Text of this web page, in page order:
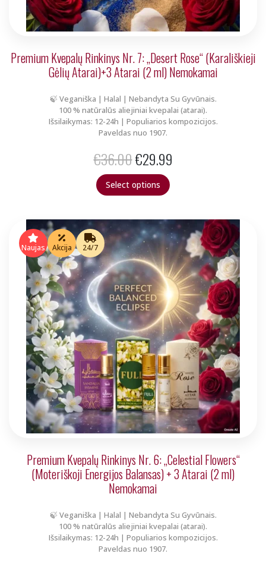
Premium Kvepalų Rinkinys Nr. 7: „Desert Rose“ (Karališkieji
Gėlių Atarai)+3 Atarai (2 ml) Nemokamai
🍃 Veganiška | Halal | Nebandyta Su Gyvūnais.
100 % natūralūs aliejiniai kvepalai (atarai).
Išsilaikymas: 12-24h | Populiarios kompozicijos.
Paveldas nuo 1907.
€36.00Original
price
was:
€36.00.
€29.99
€29.99.
Select options
Naujas Akcija 24/7
Premium Kvepalų Rinkinys Nr. 6: „Celestial Flowers“
(Moteriškoji Energijos Balansas) + 3 Atarai (2 ml)
Nemokamai
🍃 Veganiška | Halal | Nebandyta Su Gyvūnais.
100 % natūralūs aliejiniai kvepalai (atarai).
Išsilaikymas: 12-24h | Populiarios kompozicijos.
Paveldas nuo 1907.